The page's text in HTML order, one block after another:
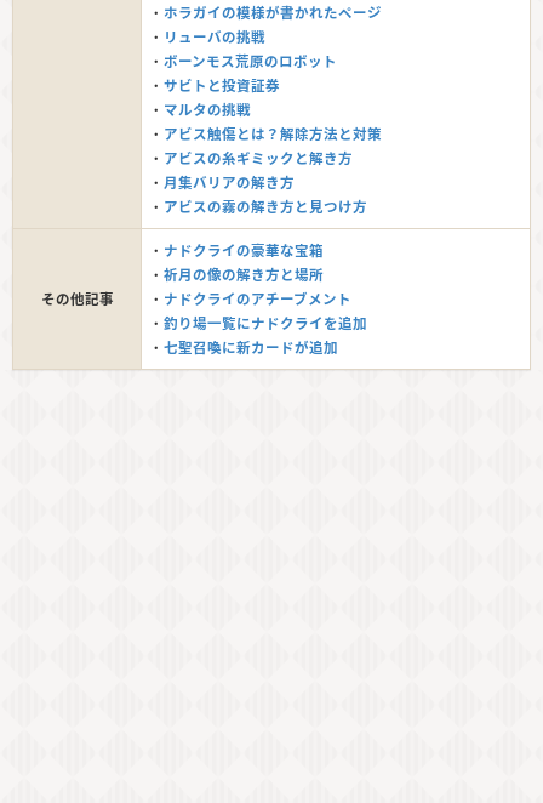
・ ホラガイの模様が書かれたページ
・ リューバの挑戦
・ ボーンモス荒原のロボット
・ サビトと投資証券
・ マルタの挑戦
・ アビス触傷とは？解除方法と対策
・ アビスの糸ギミックと解き方
・ 月集バリアの解き方
・ アビスの霧の解き方と見つけ方
その他記事
・ ナドクライの豪華な宝箱
・ 祈月の像の解き方と場所
・ ナドクライのアチーブメント
・ 釣り場一覧にナドクライを追加
・ 七聖召喚に新カードが追加